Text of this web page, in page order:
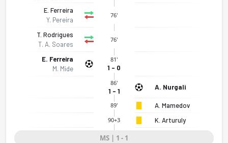
Portekiz U19 - Kazakistan U19 1-1 bitti. Gol anları, kadro,
E. Ferreira
Y. Pereira
76'
T. Rodrigues
T. A. Soares
76'
E. Ferreira
M. Mide
81'
1 - 0
86'
1 - 1 A. Nurgali
89' A. Mamedov
90+3 K. Arturuly
MS | 1 - 1